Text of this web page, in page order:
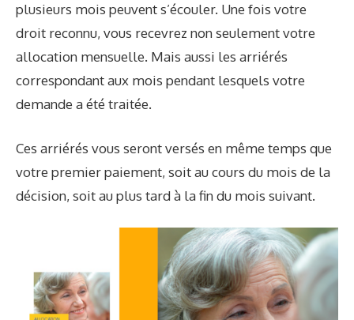
plusieurs mois peuvent s’écouler. Une fois votre
droit reconnu, vous recevrez non seulement votre
allocation mensuelle. Mais aussi les arriérés
correspondant aux mois pendant lesquels votre
demande a été traitée.
Ces arriérés vous seront versés en même temps que
votre premier paiement, soit au cours du mois de la
décision, soit au plus tard à la fin du mois suivant.